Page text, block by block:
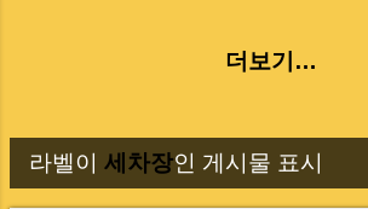
더보기…
글
라벨이 세차장인 게시물 표시